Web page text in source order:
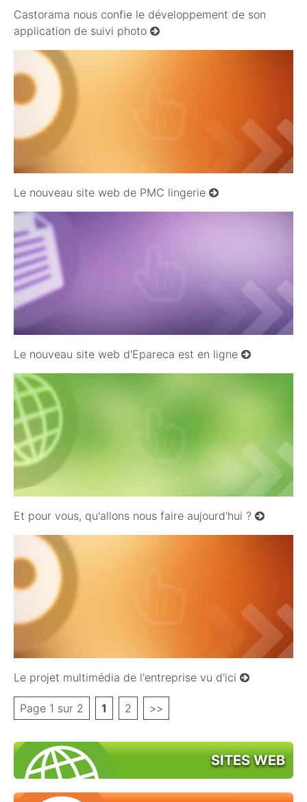
Castorama nous confie le développement de son
application de suivi photo
05/05/2010
Le nouveau site web de PMC lingerie
03/06/2009
Le nouveau site web d'Epareca est en ligne
16/11/2008
Et pour vous, qu'allons nous faire aujourd'hui ?
16/11/2008
Le projet multimédia de l'entreprise vu d'ici
Page 1 sur 2 1 2 >>
SITES WEB